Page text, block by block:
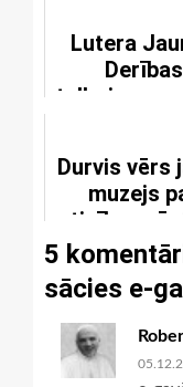
Lutera
Derības
tulkojumam
Durvis vērs
muzejs
ticības
5
sācies e-